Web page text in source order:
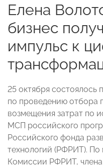
Елена
бизнес
импульс к
25 октября состоялось
по проведению отбора
возмещения затрат по
МСП российского
Российского фонда
технологий (РФРИТ). По
Комиссии РФРИТ,